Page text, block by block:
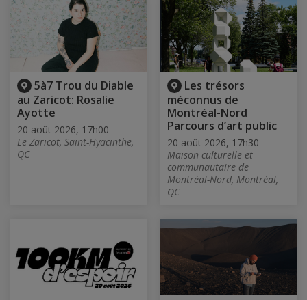
5à7 Trou du Diable
au Zaricot: Rosalie
Ayotte
20 août 2026, 17h00
Le Zaricot, Saint-Hyacinthe,
QC
Les trésors
méconnus de
Montréal-Nord
Parcours d’art public
20 août 2026, 17h30
Maison culturelle et
communautaire de
Montréal-Nord, Montréal,
QC